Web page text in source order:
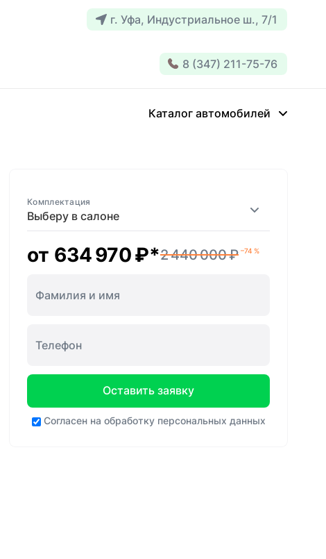
г. Уфа, Индустриальное ш., 7/1
8 (347) 211-75-76
Каталог автомобилей
Выберу в салоне
Комплектация
от 634 970 ₽*2 440 000 ₽ –74 %
Оставить заявку
Согласен на обработку персональных данных